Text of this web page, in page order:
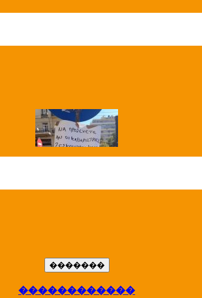
������������